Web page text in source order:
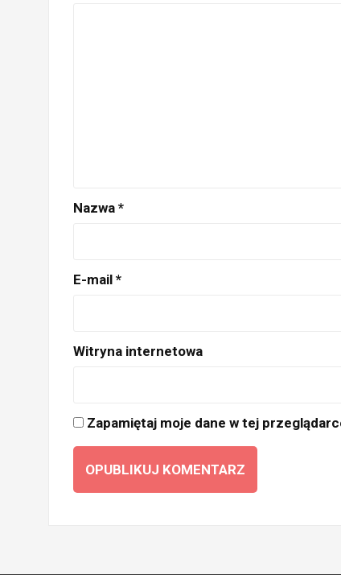
Nazwa *
E-mail *
Witryna internetowa
Zapamiętaj moje dane w tej